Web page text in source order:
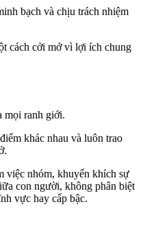
bạch và chịu trách nhiệm
cách cởi mở vì lợi ích chung
mọi ranh giới.
khác nhau và luôn trao
việc nhóm, khuyến khích sự
con người, không phân biệt
vực hay cấp bậc.